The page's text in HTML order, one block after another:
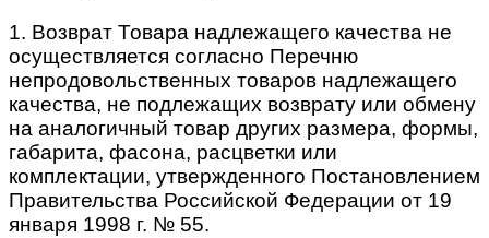
1. Возврат Товара надлежащего качества не
осуществляется согласно Перечню
непродовольственных товаров надлежащего
качества, не подлежащих возврату или обмену
на аналогичный товар других размера, формы,
габарита, фасона, расцветки или
комплектации, утвержденного Постановлением
Правительства Российской Федерации от 19
января 1998 г. № 55.